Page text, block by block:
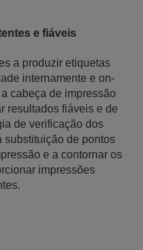
e fiáveis
a produzir etiquetas
internamente e on-
cabeça de impressão
resultados fiáveis e de
de verificação dos
substituição de pontos
e a contornar os
impressões